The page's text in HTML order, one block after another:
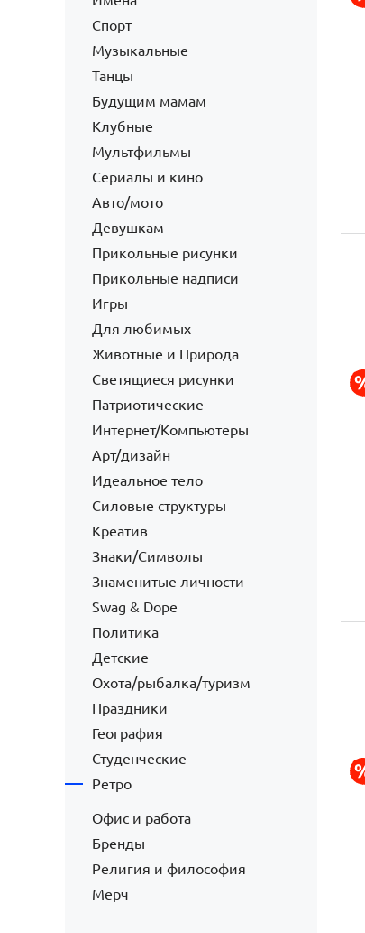
Спорт
Музыкальные
Танцы
Будущим мамам
Клубные
Мультфильмы
Сериалы и кино
Авто/мото
Девушкам
Прикольные рисунки
Прикольные надписи
Игры
Для любимых
Животные и Природа
Светящиеся рисунки
Патриотические
Интернет/Компьютеры
Арт/дизайн
Идеальное тело
Силовые структуры
Креатив
Знаки/Символы
Знаменитые личности
Swag & Dope
Политика
Детские
Охота/рыбалка/туризм
Праздники
География
Студенческие
Ретро
Офис и работа
Бренды
Религия и философия
Мерч